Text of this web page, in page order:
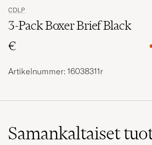
CDLP
3-Pack Boxer Brief Black
€
Artikelnummer: 16038311r
Samankaltaiset